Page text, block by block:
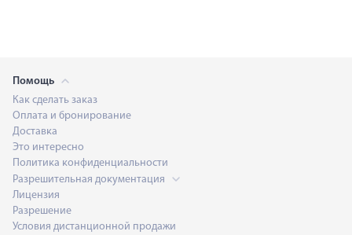
Помощь
Как сделать заказ
Оплата и бронирование
Доставка
Это интересно
Политика конфиденциальности
Разрешительная документация
Лицензия
Разрешение
Условия дистанционной продажи